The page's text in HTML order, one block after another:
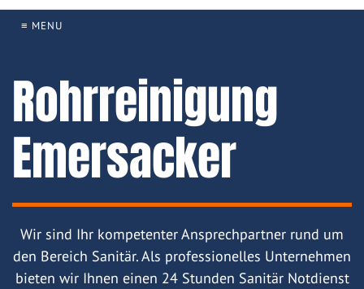
≡ MENU
Rohrreinigung
Emersacker
Wir sind Ihr kompetenter Ansprechpartner rund um
den Bereich Sanitär. Als professionelles Unternehmen
bieten wir Ihnen einen 24 Stunden Sanitär Notdienst